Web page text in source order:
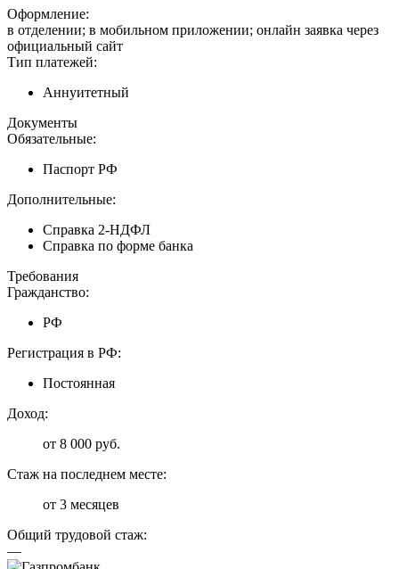
Оформление:
в отделении; в мобильном приложении; онлайн заявка через
официальный сайт
Тип платежей:
Аннуитетный
Документы
Обязательные:
Паспорт РФ
Дополнительные:
Справка 2-НДФЛ
Справка по форме банка
Требования
Гражданство:
РФ
Регистрация в РФ:
Постоянная
Доход:
от 8 000 руб.
Стаж на последнем месте:
от 3 месяцев
Общий трудовой стаж:
—